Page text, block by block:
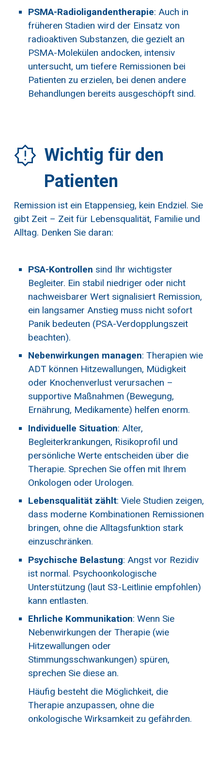
PSMA-Radioligandentherapie: Auch in
früheren Stadien wird der Einsatz von
radioaktiven Substanzen, die gezielt an
PSMA-Molekülen andocken, intensiv
untersucht, um tiefere Remissionen bei
Patienten zu erzielen, bei denen andere
Behandlungen bereits ausgeschöpft sind.
Wichtig für den
Patienten
Remission ist ein Etappensieg, kein Endziel. Sie
gibt Zeit – Zeit für Lebensqualität, Familie und
Alltag. Denken Sie daran:
PSA-Kontrollen sind Ihr wichtigster
Begleiter. Ein stabil niedriger oder nicht
nachweisbarer Wert signalisiert Remission,
ein langsamer Anstieg muss nicht sofort
Panik bedeuten (PSA-Verdopplungszeit
beachten).
Nebenwirkungen managen: Therapien wie
ADT können Hitzewallungen, Müdigkeit
oder Knochenverlust verursachen –
supportive Maßnahmen (Bewegung,
Ernährung, Medikamente) helfen enorm.
Individuelle Situation: Alter,
Begleiterkrankungen, Risikoprofil und
persönliche Werte entscheiden über die
Therapie. Sprechen Sie offen mit Ihrem
Onkologen oder Urologen.
Lebensqualität zählt: Viele Studien zeigen,
dass moderne Kombinationen Remissionen
bringen, ohne die Alltagsfunktion stark
einzuschränken.
Psychische Belastung: Angst vor Rezidiv
ist normal. Psychoonkologische
Unterstützung (laut S3-Leitlinie empfohlen)
kann entlasten.
Ehrliche Kommunikation: Wenn Sie
Nebenwirkungen der Therapie (wie
Hitzewallungen oder
Stimmungsschwankungen) spüren,
sprechen Sie diese an.
Häufig besteht die Möglichkeit, die
Therapie anzupassen, ohne die
onkologische Wirksamkeit zu gefährden.